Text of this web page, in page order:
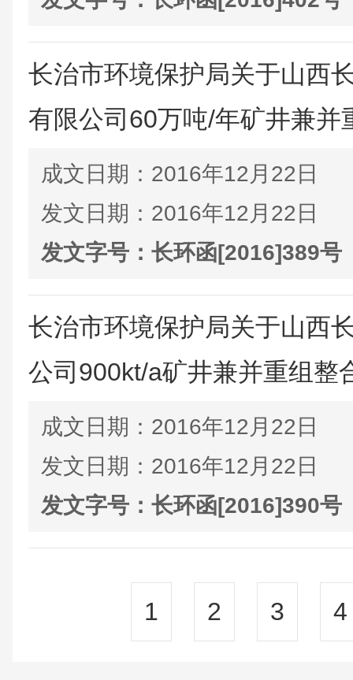
长治市环境保护局关于山西
有限公司60万吨/年矿井兼并
成文日期： 2016年12月22日
发文日期： 2016年12月22日
发文字号： 长环函[2016]389号
长治市环境保护局关于山西
公司900kt/a矿井兼并重组整
成文日期： 2016年12月22日
发文日期： 2016年12月22日
发文字号： 长环函[2016]390号
1 2 3 4